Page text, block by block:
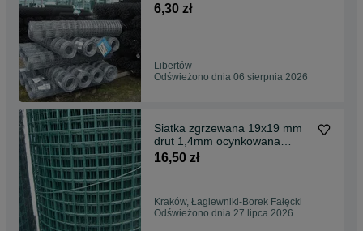
6,30 zł
Libertów
Odświeżono dnia 06 sierpnia 2026
Siatka zgrzewana 19x19 mm
drut 1,4mm ocynkowana
powlekana
16,50 zł
Kraków, Łagiewniki-Borek Fałęcki
Odświeżono dnia 27 lipca 2026